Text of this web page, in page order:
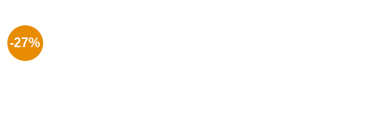
-27%